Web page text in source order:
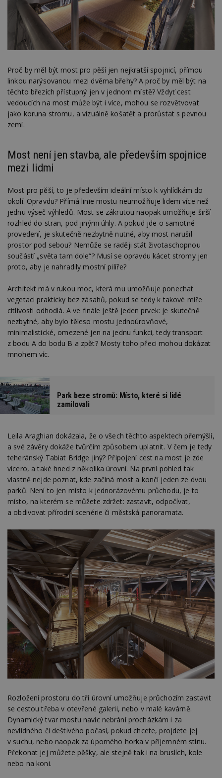
Proč by měl být most pro pěší jen nejkratší spojnicí, přímou
linkou narýsovanou mezi dvěma břehy? A proč by měl být na
těchto březích přístupný jen v jednom místě? Vždyť cest
vedoucích na most může být i více, mohou se rozvětvovat
jako koruna stromu, a vizuálně košatět a prorůstat s pevnou
zemí.
Most není jen stavba, ale především spojnice
mezi lidmi
Most pro pěší, to je především ideální místo k vyhlídkám do
okolí. Opravdu? Přímá linie mostu neumožňuje lidem více než
jednu výseč výhledů. Most se zákrutou naopak umožňuje širší
rozhled do stran, pod jinými úhly. A pokud jde o samotné
provedení, je skutečně nezbytně nutné, aby most narušil
prostor pod sebou? Nemůže se raději stát životaschopnou
součástí „světa tam dole“? Musí se opravdu kácet stromy jen
proto, aby je nahradily mostní pilíře?
Architekt má v rukou moc, která mu umožňuje ponechat
vegetaci prakticky bez zásahů, pokud se tedy k takové míře
citlivosti odhodlá. A ve finále ještě jeden prvek: je skutečně
nezbytné, aby bylo těleso mostu jednoúrovňové,
minimalistické, omezené jen na jednu funkci, tedy transport
z bodu A do bodu B a zpět? Mosty toho přeci mohou dokázat
mnohem víc.
Park beze stromů: Místo, které si lidé
zamilovali
Leila Araghian dokázala, že o všech těchto aspektech přemýšlí,
a své závěry dokáže tvůrčím způsobem uplatnit. V čem je tedy
teheránský Tabiat Bridge jiný? Připojení cest na most je zde
vícero, a také hned z několika úrovní. Na první pohled tak
vlastně nejde poznat, kde začíná most a končí jeden ze dvou
parků. Není to jen místo k jednorázovému průchodu, je to
místo, na kterém se můžete zdržet: zastavit, odpočívat,
a obdivovat přírodní scenérie či městská panoramata.
Rozložení prostoru do tří úrovní umožňuje průchozím zastavit
se cestou třeba v otevřené galerii, nebo v malé kavárně.
Dynamický tvar mostu navíc nebrání procházkám i za
nevlídného či deštivého počasí, pokud chcete, projdete jej
v suchu, nebo naopak za úporného horka v příjemném stínu.
Překonat jej můžete pěšky, ale stejně tak i na bruslích, kole
nebo na koni.